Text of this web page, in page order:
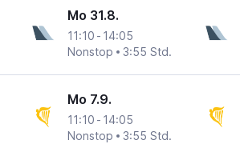
Mo 31.8.
11:10 - 14:05
Nonstop
3:55 Std.
Mo 7.9.
11:10 - 14:05
Nonstop
3:55 Std.